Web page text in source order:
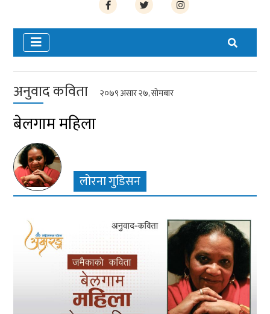
अनुवाद कविता २०७९ असार २७, सोमबार
बेलगाम महिला
लोरना गुडिसन